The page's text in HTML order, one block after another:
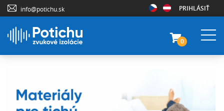
info@potichu.sk PRIHLÁSIŤ
0